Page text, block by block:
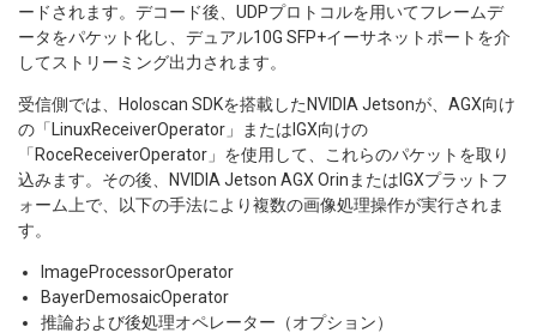
ードされます。デコード後、UDPプロトコルを用いてフレームデ
ータをパケット化し、デュアル10G SFP+イーサネットポートを介
してストリーミング出力されます。
受信側では、Holoscan SDKを搭載したNVIDIA Jetsonが、AGX向け
の「LinuxReceiverOperator」またはIGX向けの
「RoceReceiverOperator」を使用して、これらのパケットを取り
込みます。その後、NVIDIA Jetson AGX OrinまたはIGXプラットフ
ォーム上で、以下の手法により複数の画像処理操作が実行されま
す。
ImageProcessorOperator
BayerDemosaicOperator
推論および後処理オペレーター（オプション）